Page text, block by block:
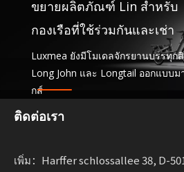
ขยายผลิตภัณฑ์ Lin สำหรับ
กองเรือที่ใช้ร่วมกันและเช่า
Luxmea ยังมีโมเดลจักรยานบรรทุก
Long John และ Longtail ออกแบบ
กส์
แบ่งปันบริการและกองยานพาหนะเ
ฟังก์ชันการทำงานเข้าด้วยกัน
อย่างยั่งยืน
ติดต่อเรา
เพิ่ม：Harffer schlossallee 38, D-